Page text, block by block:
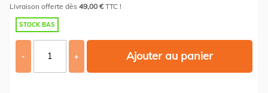
Livraison offerte dès 49,00 €TTC !
STOCK BAS
- + Ajouter au panier